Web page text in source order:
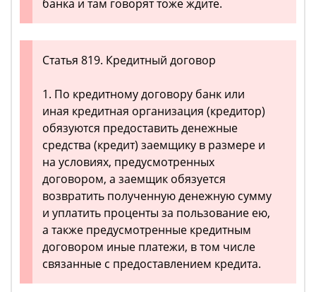
банка и там говорят тоже ждите.
Статья 819. Кредитный договор
1. По кредитному договору банк или
иная кредитная организация (кредитор)
обязуются предоставить денежные
средства (кредит) заемщику в размере и
на условиях, предусмотренных
договором, а заемщик обязуется
возвратить полученную денежную сумму
и уплатить проценты за пользование ею,
а также предусмотренные кредитным
договором иные платежи, в том числе
связанные с предоставлением кредита.